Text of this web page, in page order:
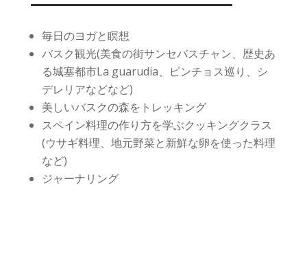
毎日のヨガと瞑想
バスク観光(美食の街サンセバスチャン、 歴史あ
る城塞都市La guarudia、ピンチョス巡り、シ
デレリアなどなど)
美しいバスクの森をトレッキング
スペイン料理の作り方を学ぶクッキングクラス
(ウサギ料理、地元野菜と新鮮な卵を使った料理
など)
ジャーナリング